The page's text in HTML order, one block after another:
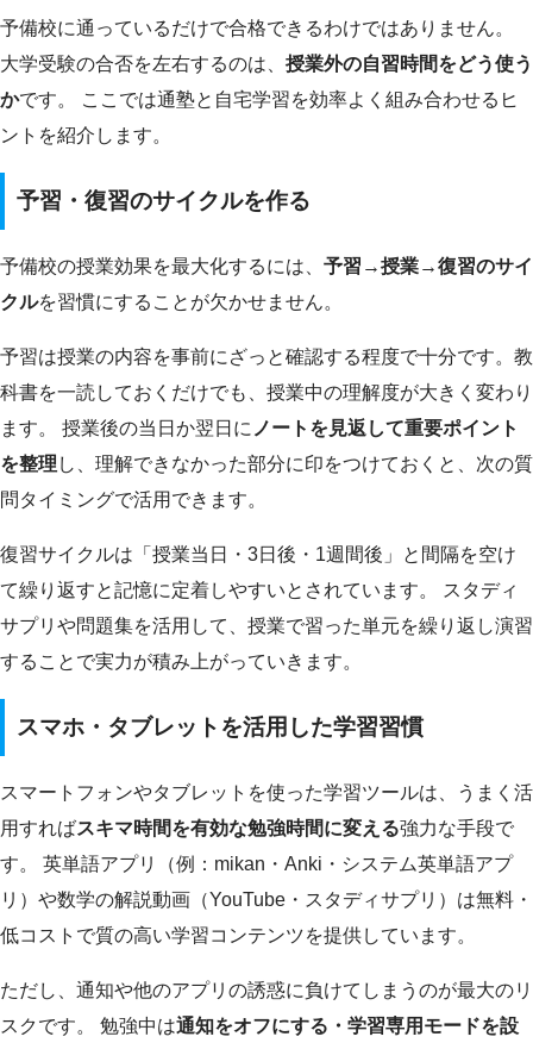
予備校に通っているだけで合格できるわけではありません。
大学受験の合否を左右するのは、 授業外の自習時間をどう使う
かです。 ここでは通塾と自宅学習を効率よく組み合わせるヒ
ントを紹介します。
予習・復習のサイクルを作る
予備校の授業効果を最大化するには、 予習→授業→復習のサイ
クルを習慣にすることが欠かせません。
予習は授業の内容を事前にざっと確認する程度で十分です。教
科書を一読しておくだけでも、授業中の理解度が大きく変わり
ます。 授業後の当日か翌日に ノートを見返して重要ポイント
を整理 し、理解できなかった部分に印をつけておくと、次の質
問タイミングで活用できます。
復習サイクルは「授業当日・3日後・1週間後」と間隔を空け
て繰り返すと記憶に定着しやすいとされています。 スタディ
サプリや問題集を活用して、授業で習った単元を繰り返し演習
することで実力が積み上がっていきます。
スマホ・タブレットを活用した学習習慣
スマートフォンやタブレットを使った学習ツールは、うまく活
用すればスキマ時間を有効な勉強時間に変える強力な手段で
す。 英単語アプリ（例：mikan・Anki・システム英単語アプ
リ）や数学の解説動画（YouTube・スタディサプリ）は無料・
低コストで質の高い学習コンテンツを提供しています。
ただし、通知や他のアプリの誘惑に負けてしまうのが最大のリ
スクです。 勉強中は通知をオフにする・学習専用モードを設